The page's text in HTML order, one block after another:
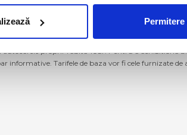
Permitere
proprii Tabita Tour. Pentru a achizitiona
informative. Tarifele de baza vor fi cele furnizate de